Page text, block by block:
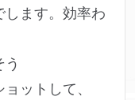
します。効率わ
ットして、